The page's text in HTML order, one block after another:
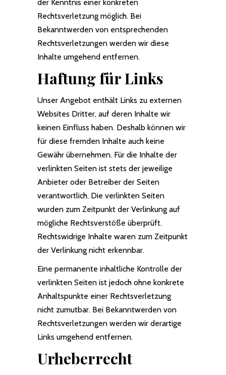
der Kenntnis einer konkreten
Rechtsverletzung möglich. Bei
Bekanntwerden von entsprechenden
Rechtsverletzungen werden wir diese
Inhalte umgehend entfernen.
Haftung für Links
Unser Angebot enthält Links zu externen
Websites Dritter, auf deren Inhalte wir
keinen Einfluss haben. Deshalb können wir
für diese fremden Inhalte auch keine
Gewähr übernehmen. Für die Inhalte der
verlinkten Seiten ist stets der jeweilige
Anbieter oder Betreiber der Seiten
verantwortlich. Die verlinkten Seiten
wurden zum Zeitpunkt der Verlinkung auf
mögliche Rechtsverstöße überprüft.
Rechtswidrige Inhalte waren zum Zeitpunkt
der Verlinkung nicht erkennbar.
Eine permanente inhaltliche Kontrolle der
verlinkten Seiten ist jedoch ohne konkrete
Anhaltspunkte einer Rechtsverletzung
nicht zumutbar. Bei Bekanntwerden von
Rechtsverletzungen werden wir derartige
Links umgehend entfernen.
Urheberrecht